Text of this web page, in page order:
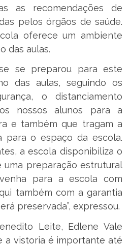
as recomendações de
pelos órgãos de saúde.
oferece um ambiente
das aulas.
se preparou para este
das aulas, seguindo os
o distanciamento
nossos alunos para a
e também que tragam a
para o espaço da escola.
a escola disponibiliza o
uma preparação estrutural
para a escola com
também com a garantia
preservada”, expressou.
Leite, Edlene Vale
a vistoria é importante até